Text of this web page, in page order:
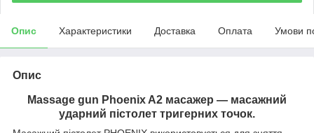
Опис Характеристики Доставка Оплата Умови
Опис
Massage gun Phoenix A2 масажер — масажний
ударний пістолет тригерних точок.